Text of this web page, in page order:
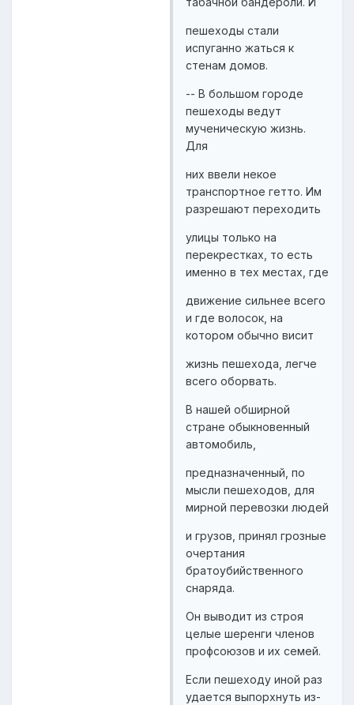
пешеходы стали
испуганно жаться к
стенам домов.
-- В большом городе
пешеходы ведут
мученическую жизнь.
Для
них ввели некое
транспортное гетто. Им
разрешают переходить
улицы только на
перекрестках, то есть
именно в тех местах, где
движение сильнее всего
и где волосок, на
котором обычно висит
жизнь пешехода, легче
всего оборвать.
В нашей обширной
стране обыкновенный
автомобиль,
предназначенный, по
мысли пешеходов, для
мирной перевозки людей
и грузов, принял грозные
очертания
братоубийственного
снаряда.
Он выводит из строя
целые шеренги членов
профсоюзов и их семей.
Если пешеходу иной раз
удается выпорхнуть из-